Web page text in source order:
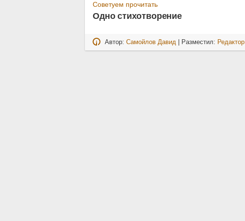
Советуем прочитать
Одно стихотворение
Автор:Самойлов Давид | Разместил: Редактор